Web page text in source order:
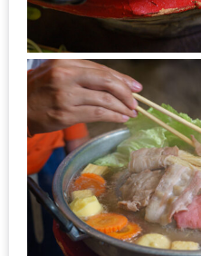
ปลาย
เกิน
300
บาท
เกี่ยว
กับ
เว็บ
น้า